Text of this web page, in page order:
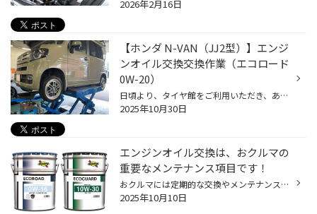
2026年2月16日
【ホンダ N-VAN（JJ2型）】エンジ
ンオイル交換交換作業（エコロード
0W-20）
日頃より、タイヤ館をご利用いただき、ありがとうございます。 さて、当店と同じチェーン店の近隣タイヤ館店舗で作業いたしましたエンジンオイル交換作業を ご紹介します。 （WEB掲載をご快諾いただきましたお客様！大変感謝しております。 いつもご愛顧いただき誠にありがとうございます！！） お...
2025年10月30日
エンジンオイル交換は、おクルマの
重要なメンテナンス項目です！
おクルマには定期的な交換やメンテナンスが必要なものが多くあります。 その中でも今回は「エンジンオイル交換」についてご紹介します。 「エンジンオイルの役割ってなに？」 エンジンオイルは、エンジン内部をスムーズに動かすための潤滑や保護の役割、 エンジン内で燃焼してでた焦げや汚れを洗浄...
2025年10月10日